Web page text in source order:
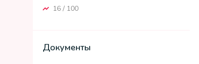
16 / 100
Документы